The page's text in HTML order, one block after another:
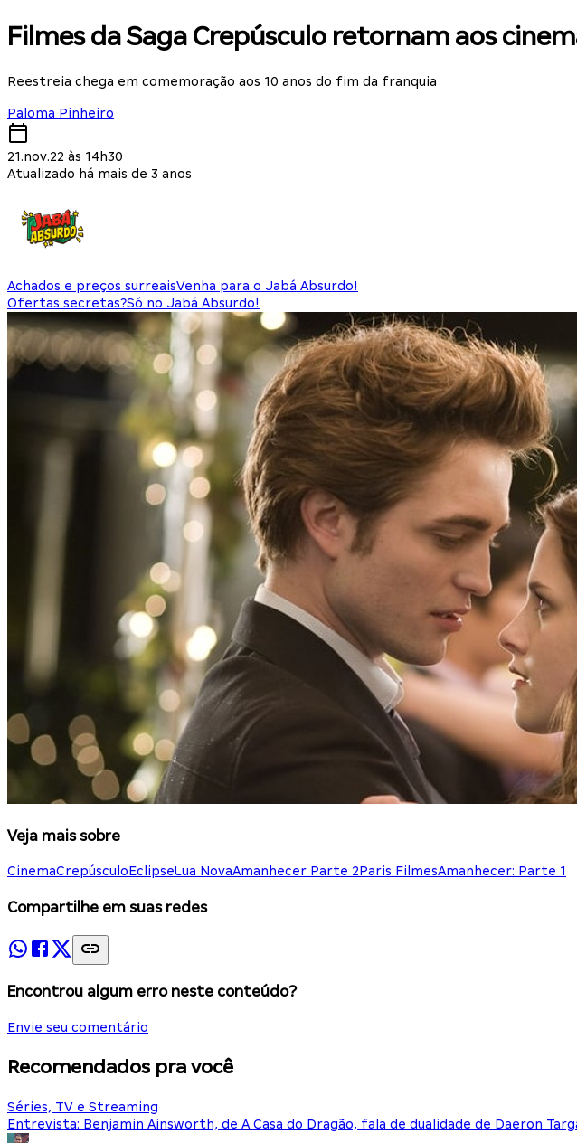
Filmes da Saga Crepúsculo retornam aos
Reestreia chega em comemoração aos 10 anos do fim da franquia
Paloma Pinheiro
21.nov.22 às 14h30
Atualizado há mais de 3 anos
Achados e preços surreaisVenha para o Jabá Absurdo!
Ofertas secretas?Só no Jabá Absurdo!
Veja mais sobre
CinemaCrepúsculoEclipseLua NovaAmanhecer Parte 2Paris FilmesAmanhecer: Parte 1
Compartilhe em suas redes
Encontrou algum erro neste conteúdo?
Envie seu comentário
Recomendados pra você
Séries, TV e Streaming
Entrevista: Benjamin Ainsworth, de A Casa do Dragão, fala de dualidade de Daeron